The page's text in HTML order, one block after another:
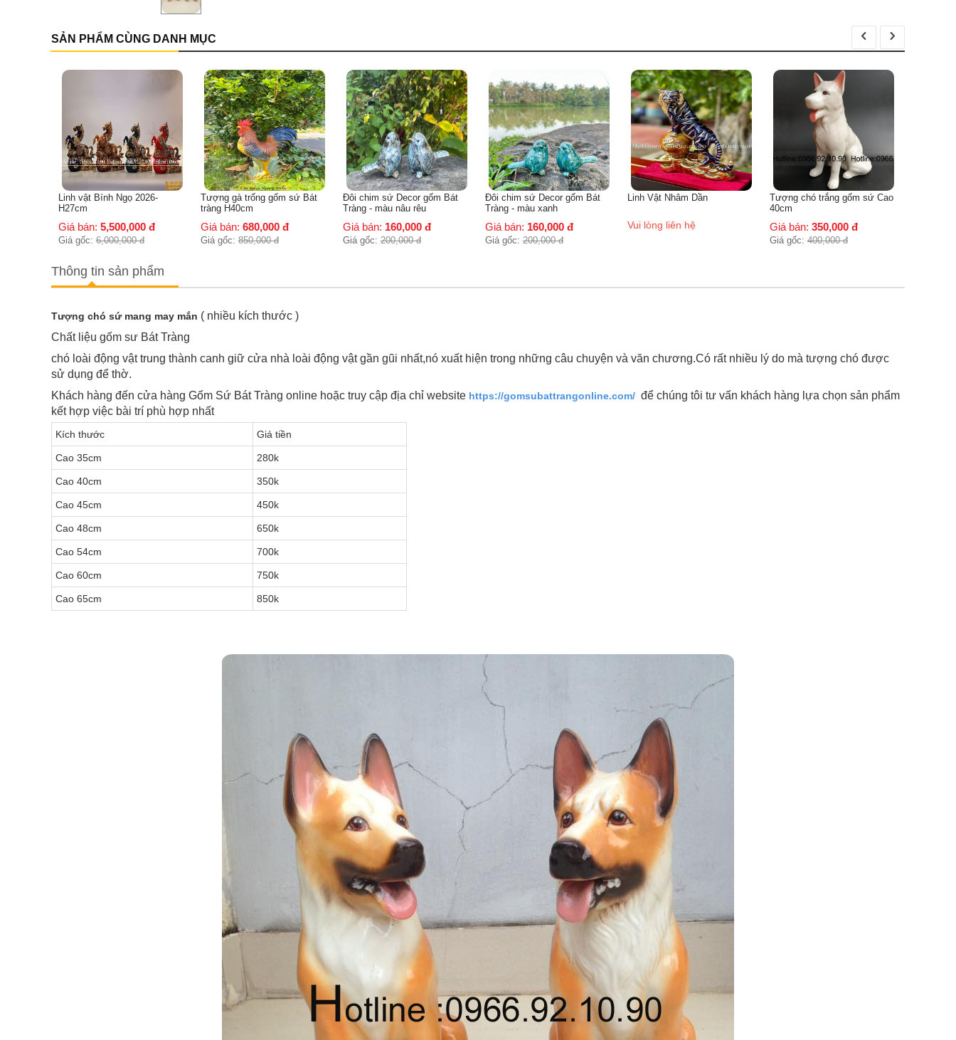
SẢN PHẨM CÙNG DANH MỤC
Linh vật Bính Ngọ 2026-
5,500,000 đ
6,000,000 đ
Tượng gà trống gốm sứ Bát
Giá bán: 680,000 đ
Giá gốc: 850,000 đ
Đôi chim sứ Decor gốm Bát
Tràng - màu nâu rêu
Giá bán: 160,000 đ
200,000 đ
Đôi chim sứ Decor gốm Bát
Tràng - màu xanh
Giá bán: 160,000 đ
200,000 đ
Linh Vật Nhâm Dần
Vui lòng liên hệ
Tượng chó trắng gốm sứ Cao
350,000 đ
400,000 đ
Bộ tượng Thập Bát La
Thông tin sản phẩm
Tượng chó sứ mang may mắn ( nhiều kích thước )
Chất liệu gốm sư Bát Tràng
chó loài động vật trung thành canh giữ cửa nhà loài động vật gần gũi nhất,nó xuất hiện trong những câu chuyện và văn chương.Có rất nhiều lý do mà tượng chó được
sử dụng để thờ.
Khách hàng đến cửa hàng Gốm Sứ Bát Tràng online hoặc truy cập địa chỉ website https://gomsubattrangonline.com/ để chúng tôi tư vấn khách hàng lựa chọn sản phẩm
kết hợp việc bài trí phù hợp nhất
Kích thước Giá tiền
Cao 35cm 280k
Cao 40cm 350k
Cao 45cm 450k
Cao 48cm 650k
Cao 54cm 700k
Cao 60cm 750k
Cao 65cm 850k